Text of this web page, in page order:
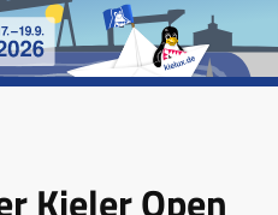
Kieler Open